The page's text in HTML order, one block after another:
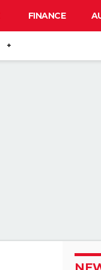
FINANCE
+